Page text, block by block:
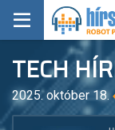
KEZDŐLAP
FRISS HÍREK
TECH
2025. október 18.